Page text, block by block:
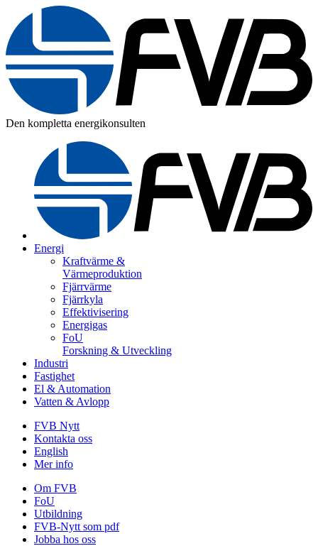
Den kompletta energikonsulten
Energi
Kraftvärme &
Värmeproduktion
Fjärrvärme
Fjärrkyla
Effektivisering
Energigas
FoU
Forskning & Utveckling
Industri
Fastighet
El & Automation
Vatten & Avlopp
FVB Nytt
Kontakta oss
English
Mer info
Om FVB
FoU
Utbildning
FVB-Nytt som pdf
Jobba hos oss